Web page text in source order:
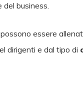
del business.
essere
dirigenti e dal tipo di